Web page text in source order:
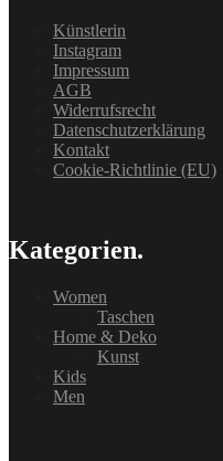
Künstlerin
Instagram
Impressum
AGB
Widerrufsrecht
Datenschutzerklärung
Kontakt
Cookie-Richtlinie (EU)
Kategorien.
Women
Taschen
Home & Deko
Kunst
Kids
Men